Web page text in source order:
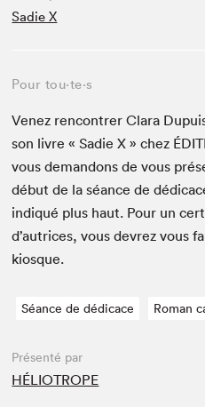
Sadie X
Pour tou⋅te⋅s
Venez ren­con­tr­er Clara
son livre « Sadie X » chez
vous deman­dons de vous
début de la séance de
indiqué plus haut. Pour un
d’autrices, vous devrez vous
kiosque.
Séance de dédicace Roman
Présenté par
HÉLIOTROPE